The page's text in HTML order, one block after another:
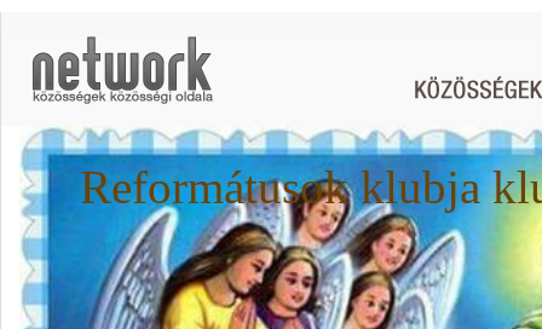
Reformátusok klubja